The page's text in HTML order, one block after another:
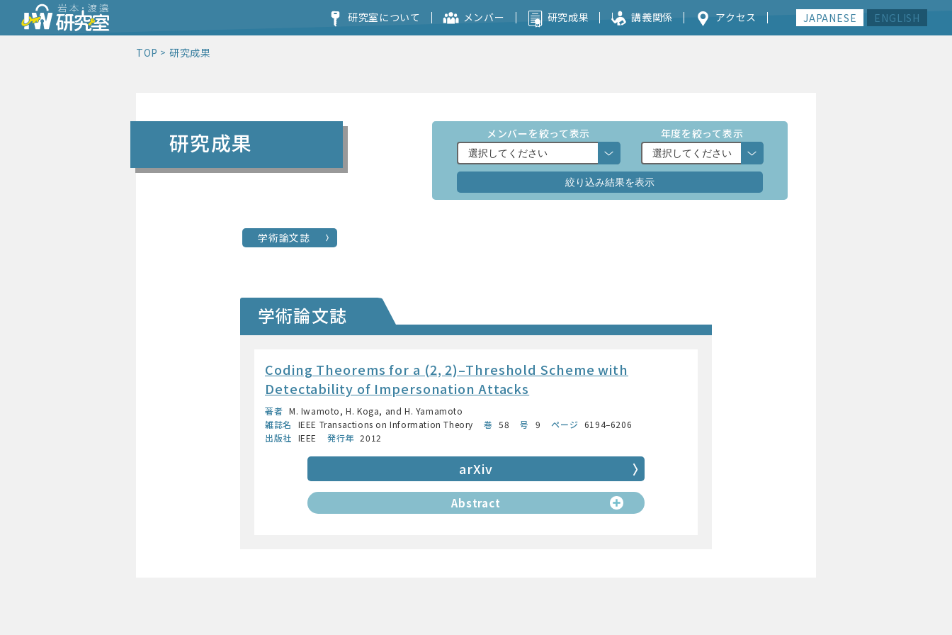
研究室について メンバー 研究成果 講義関係 アクセス JAPANESE ENGLISH
TOP 研究成果
研究成果 メンバーを絞って表示 年度を絞って表示
学術論文誌
学術論文誌
Coding Theorems for a (2, 2)–Threshold Scheme with
Detectability of Impersonation Attacks
著者 M. Iwamoto, H. Koga, and H. Yamamoto
雑誌名
IEEE Transactions on Information Theory 巻 58 号 9 ページ 6194–6206
出版社 IEEE 発行年 2012
arXiv
Abstract